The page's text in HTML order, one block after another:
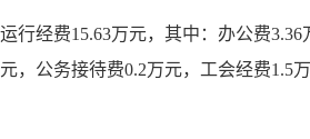
行经费15.63万元，其中：办公费
，公务接待费0.2万元，工会经费1.5